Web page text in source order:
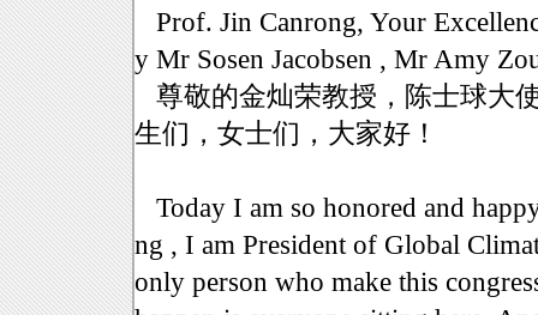
Prof. Jin Canrong, Your
y Mr Sosen Jacobsen , Mr Amy
尊敬的金灿荣教授，陈士球大
生们，女士们，大家好！
Today I am so honored and
ng , I am President of Global
only person who make this